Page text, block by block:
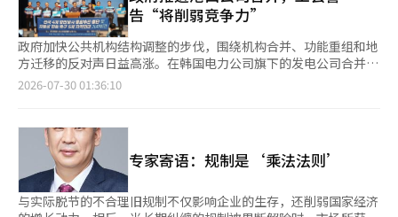
商官网上查询。※ 本报道经人工智能（AI）系统翻译与编辑。
将实施本金减免和长期分期偿还等债务调整。 偿还能力审核将在
新跃基金收集金融资产信息的修订信用信息法于8月13日实施后，
预计在第三季度开始。 自去年10月首次购买以来，新跃基金至今
已累计收购了11.7378万亿韩元的长期逾期债权。受益债务人（包
括重复计算）约为957,000人。 按行业累计购买金额，公共机构以
7.3566万亿韩元居首，其次是其他资产管理公司1.5936万亿韩元、
贷款公司中，已有15家加入了新跃基金协议。金融监管机构计划研
究切实的激励措施，以促进贷款公司更积极地参与长期逾期债权的
出售，并与行业进行协商。※ 本报道经人工智能（AI）系统翻译与
编辑。
70.2%的4级和5级员工中，20至30岁员工占95%的5级继续工作的
意愿仅为9.5%。而不愿继续工作的员工比例高达70%。30至40岁
员工占95%的4级继续工作的意愿也仅为21.7%。在职不足5年的
员工继续工作的意愿也仅为12%。相比之下，50岁以上的管理层
和在职20年以上的员工继续工作的意愿分别超过55%和52.8%。
这意味着年轻员工和在职年限较短的员工更可能因地方迁移而离开
工作。这两个方面的担忧均达到93%。调查中99.2%的受访者居住
在首都圈，包括首尔和京畿、仁川等地，这也影响了他们的选择。
人力流失可能导致存款保险公社的业务功能减弱。86.1%的员工认
为，地方迁移后与金融委员会、金融监督院等相关机构的合作效率
将下降。受影响的工作包括金融监督院的检查、联合检查协商、不
良资产处理方式的决定、金融委员会的风险通报、存款者保险金支
告“将削弱竞争力”
政府加快公共机构结构调整的步伐，围绕机构合并、功能重组和地
方迁移的反对声日益高涨。在韩国电力公司旗下的发电公司合并计
划提出后，四大港口公司的合并论也被提上日程，工会表示“单纯
讨论将釜山港口公司（BPA）、仁川港口公司（IPA）、蔚山港口
公司（UPA）和丽水光阳港口公司（YGPA）四大港口公司合并为
一个组织的方案。 政府此前以公共机构运营效率化为由，推进了
韩国电力公司旗下发电公司的合并。当时，发电公司工会和地方社
区对功能缩减和地方经济萎缩表示担忧，但政府仍然坚定推进合并
2026-07-30 01:36:10
专家寄语：规制是‘乘法法则’
与实际脱节的不合理旧规制不仅影响企业的生存，还削弱国家经济